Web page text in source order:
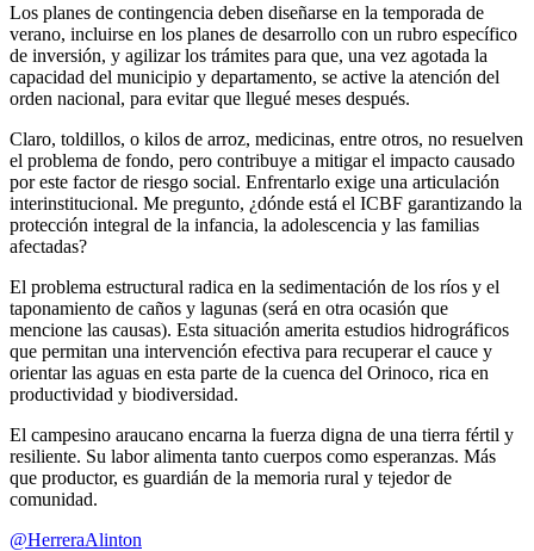
Los planes de contingencia deben diseñarse en la temporada de
verano, incluirse en los planes de desarrollo con un rubro específico
de inversión, y agilizar los trámites para que, una vez agotada la
capacidad del municipio y departamento, se active la atención del
orden nacional, para evitar que llegué meses después.
Claro, toldillos, o kilos de arroz, medicinas, entre otros, no resuelven
el problema de fondo, pero contribuye a mitigar el impacto causado
por este factor de riesgo social. Enfrentarlo exige una articulación
interinstitucional. Me pregunto, ¿dónde está el ICBF garantizando la
protección integral de la infancia, la adolescencia y las familias
afectadas?
El problema estructural radica en la sedimentación de los ríos y el
taponamiento de caños y lagunas (será en otra ocasión que
mencione las causas). Esta situación amerita estudios hidrográficos
que permitan una intervención efectiva para recuperar el cauce y
orientar las aguas en esta parte de la cuenca del Orinoco, rica en
productividad y biodiversidad.
El campesino araucano encarna la fuerza digna de una tierra fértil y
resiliente. Su labor alimenta tanto cuerpos como esperanzas. Más
que productor, es guardián de la memoria rural y tejedor de
comunidad.
@HerreraAlinton